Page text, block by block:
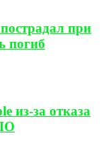
при
погиб
из-за отказа